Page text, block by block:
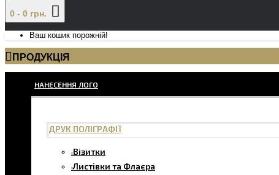
0 - 0 грн.
Ваш кошик порожній!
ПРОДУКЦІЯ
НАНЕСЕННЯ ЛОГО
ДРУК ПОЛІГРАФІЇ
Візитки
Листівки та Флаєра